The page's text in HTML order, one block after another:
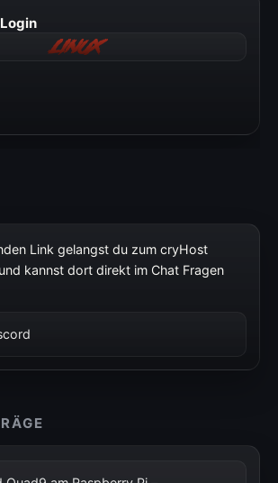
Linux
Link gelangst du zum cryHost
kannst dort direkt im Chat Fragen